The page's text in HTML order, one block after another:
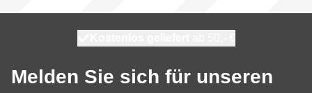
Melden Sie sich für unseren